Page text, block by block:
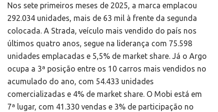
Nos sete primeiros meses de 2025, a marca emplacou
292.034 unidades, mais de 63 mil à frente da segunda
colocada. A Strada, veículo mais vendido do país nos
últimos quatro anos, segue na liderança com 75.598
unidades emplacadas e 5,5% de market share. Já o Argo
ocupa a 3ª posição entre os 10 carros mais vendidos no
acumulado do ano, com 54.433 unidades
comercializadas e 4% de market share. O Mobi está em
7ª lugar, com 41.330 vendas e 3% de participação no